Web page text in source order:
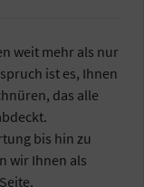
weit mehr als nur
ist es, Ihnen
das alle
bis hin zu
wir Ihnen als